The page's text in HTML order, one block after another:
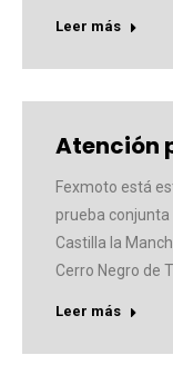
Leer más
Atención
Fexmoto está
prueba
Castilla la
Cerro Negro de
Leer más